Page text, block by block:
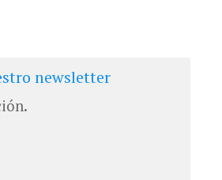
newsletter